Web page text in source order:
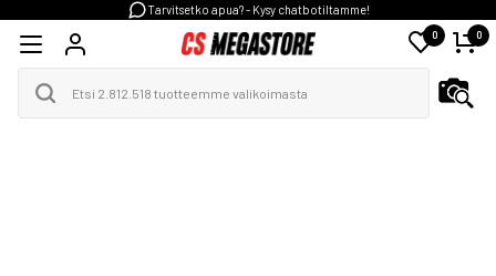
Tarvitsetko apua? - Kysy chatbotiltamme!
0 0